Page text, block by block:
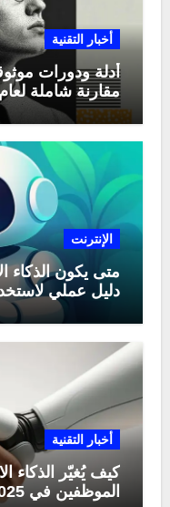
أخبار التقنية
أدلة ودورات
مقارنة شاملة لعام 2025
الإنترنت
متى يكون الذكاء
دليل عملي
أخبار التقنية
كيف يُغيّر الذكاء
الموظفين في 2025؟ أبرز التحولات المهنية